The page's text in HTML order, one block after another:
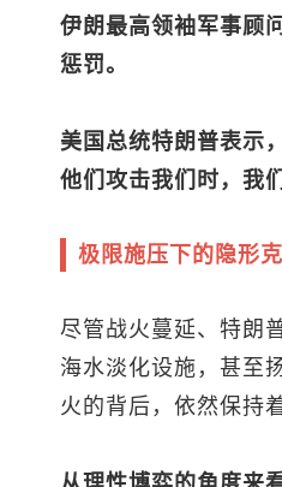
伊朗最高领袖军事顾
惩罚。
美国总统特朗普表示
他们攻击我们时，我
极限施压下的隐形
尽管战火蔓延、特朗
海水淡化设施，甚至
火的背后，依然保持